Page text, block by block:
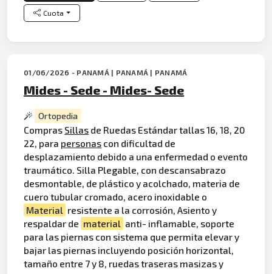
Cuota
01/06/2026 - PANAMÁ | PANAMÁ | PANAMÁ
Mides - Sede - Mides- Sede
Ortopedia
Compras Sillas de Ruedas Estándar tallas 16, 18, 20
22, para personas con dificultad de
desplazamiento debido a una enfermedad o evento
traumático. Silla Plegable, con descansabrazo
desmontable, de plástico y acolchado, materia de
cuero tubular cromado, acero inoxidable o
Material resistente a la corrosión, Asiento y
respaldar de material anti- inflamable, soporte
para las piernas con sistema que permita elevar y
bajar las piernas incluyendo posición horizontal,
tamaño entre 7 y 8, ruedas traseras masizas y